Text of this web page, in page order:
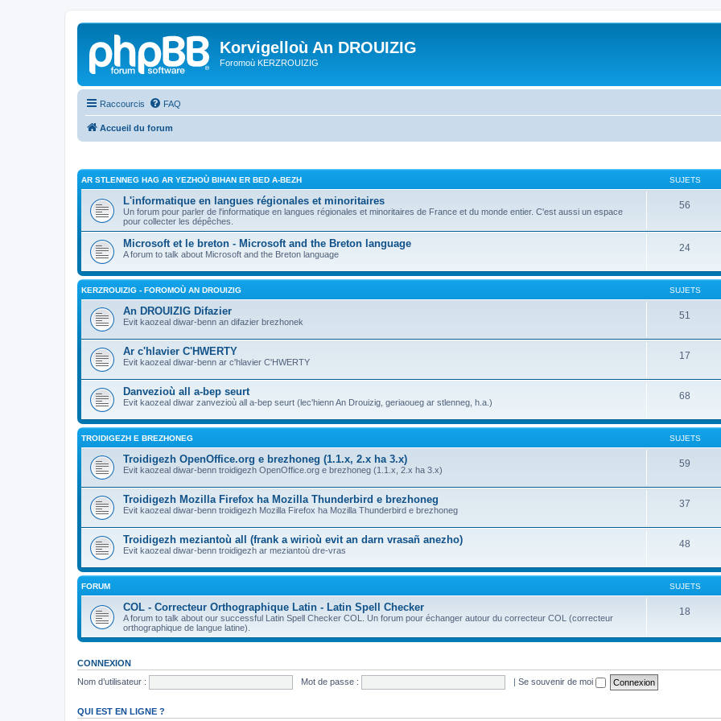
Korvigelloù An DROUIZIG
Foromoù KERZROUIZIG
Raccourcis FAQ
Accueil du forum
AR STLENNEG HAG AR YEZHOÙ BIHAN ER BED A-BEZH SUJETS
L'informatique en langues régionales et minoritaires
Un forum pour parler de l'informatique en langues régionales et minoritaires de France et du monde entier. C'est aussi un espace
pour collecter les dépêches.
56
Microsoft et le breton - Microsoft and the Breton language
A forum to talk about Microsoft and the Breton language
24
KERZROUIZIG - FOROMOÙ AN DROUIZIG SUJETS
An DROUIZIG Difazier
Evit kaozeal diwar-benn an difazier brezhonek
51
Ar c'hlavier C'HWERTY
Evit kaozeal diwar-benn ar c'hlavier C'HWERTY
17
Danvezioù all a-bep seurt
Evit kaozeal diwar zanvezioù all a-bep seurt (lec'hienn An Drouizig, geriaoueg ar stlenneg, h.a.)
68
TROIDIGEZH E BREZHONEG SUJETS
Troidigezh OpenOffice.org e brezhoneg (1.1.x, 2.x ha 3.x)
Evit kaozeal diwar-benn troidigezh OpenOffice.org e brezhoneg (1.1.x, 2.x ha 3.x)
59
Troidigezh Mozilla Firefox ha Mozilla Thunderbird e brezhoneg
Evit kaozeal diwar-benn troidigezh Mozilla Firefox ha Mozilla Thunderbird e brezhoneg
37
Troidigezh meziantoù all (frank a wirioù evit an darn vrasañ anezho)
Evit kaozeal diwar-benn troidigezh ar meziantoù dre-vras
48
FORUM SUJETS
COL - Correcteur Orthographique Latin - Latin Spell Checker
A forum to talk about our successful Latin Spell Checker COL. Un forum pour échanger autour du correcteur COL (correcteur
orthographique de langue latine).
18
CONNEXION
Nom d’utilisateur :
Mot de passe : | Se souvenir de moi
QUI EST EN LIGNE ?